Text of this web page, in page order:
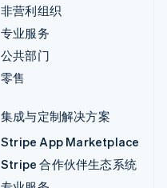
非营利组织
专业服务
公共部门
零售
集成与定制解决方案
Stripe App Marketplace
Stripe 合作伙伴生态系统